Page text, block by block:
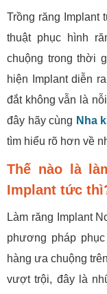
Trồng răng Implant
thuật phục hình
chuộng trong thời
hiện Implant diễn
đắt không vẫn là
đây hãy cùng Nha
tìm hiểu rõ hơn về
Thế nào là
Implant tức
Làm răng Implant
phương pháp
hàng ưa chuộng
vượt trội, đây là